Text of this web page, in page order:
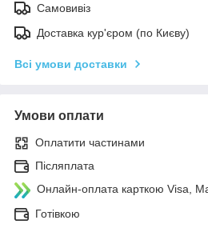
Самовивіз
Доставка кур'єром (по Києву)
Всі умови доставки
Умови оплати
Оплатити частинами
Післяплата
Онлайн-оплата карткою Visa,
Готівкою